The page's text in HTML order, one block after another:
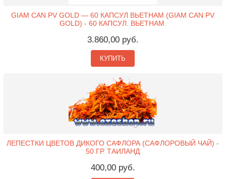
GIAM CAN PV GOLD — 60 КАПСУЛ ВЬЕТНАМ (GIAM CAN PV
GOLD) - 60 КАПСУЛ. ВЬЕТНАМ.
3.860,00 руб.
КУПИТЬ
ЛЕПЕСТКИ ЦВЕТОВ ДИКОГО САФЛОРА (САФЛОРОВЫЙ ЧАЙ) -
50 ГР. ТАИЛАНД
400,00 руб.